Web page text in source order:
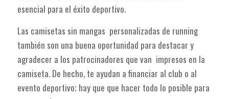
esencial para el éxito deportivo.
Las camisetas sin mangas personalizadas de running
también son una buena oportunidad para destacar y
agradecer a los patrocinadores que van impresos en la
camiseta. De hecho, te ayudan a financiar al club o al
evento deportivo; hay que que hacer todo lo posible para